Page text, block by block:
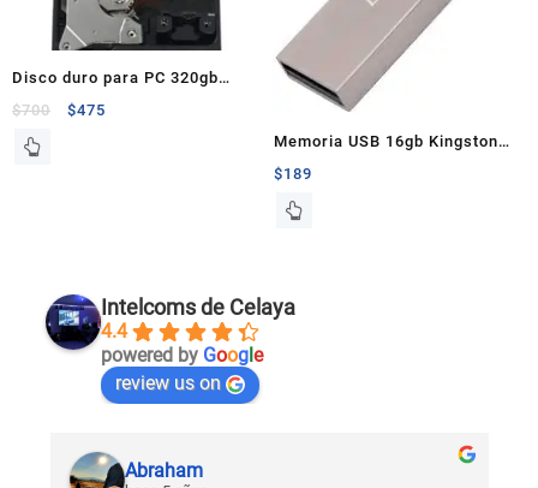
Disco duro para PC 320gb
7200rpm
$700 $475
Memoria USB 16gb Kingston
2.0 DTSE9 aluminio
$189
Intelcoms de Celaya
4.4
powered by Google
review us on
Abraham